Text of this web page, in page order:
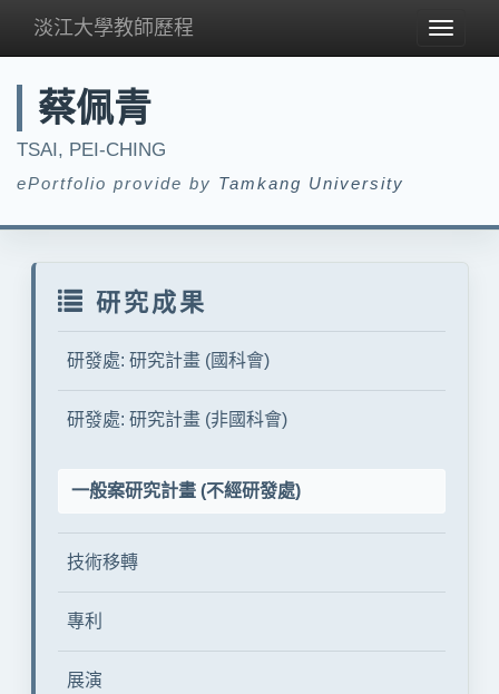
Toggle
淡江大學教師歷程
蔡佩青
TSAI, PEI-CHING
ePortfolio provide by Tamkang University
研究成果
研發處: 研究計畫 (國科會)
研發處: 研究計畫 (非國科會)
一般案研究計畫 (不經研發處)
技術移轉
專利
展演